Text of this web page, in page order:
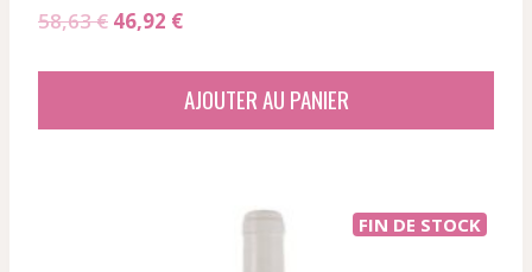
58,63€ Le
46,92 €Le
est :
AJOUTER AU PANIER
FIN DE STOCK